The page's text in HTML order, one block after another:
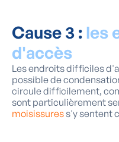
Cause 3 : les
d'accès
Les endroits difficiles
possible de
circule difficilement,
sont particulièrement
moisissuress'y sentent